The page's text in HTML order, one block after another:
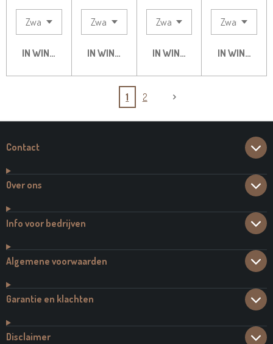
IN WINKELWAGENIN WINKELWAGENIN WINKELWAGEN
IN
1 2
Contact
Over ons
Info voor bedrijven
Algemene voorwaarden
Garantie en klachten
Disclaimer